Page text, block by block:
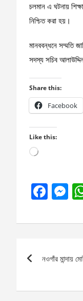
চলমান এ ঘটনায়
নিশ্চিত করা হয়।
মানববন্ধনে সম্মতি
সদস্য সচিব
Share this:
Facebook
Like this:
Loading…
F
ce
o
k
M
g
নওগাঁর মান্দায়